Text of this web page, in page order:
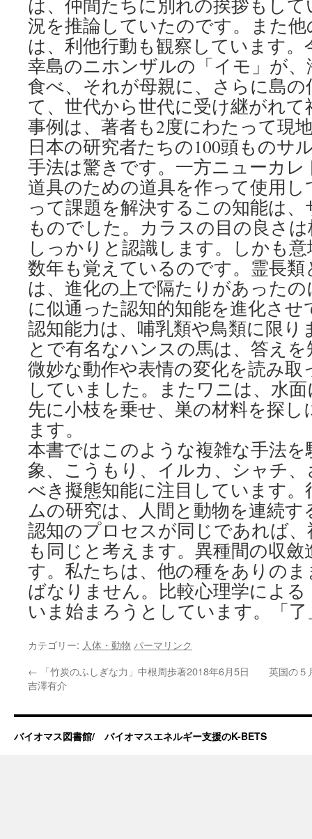
は、仲間たちに別れの挨拶もし
況を推論していたのです。また
は、利他行動も観察しています
幸島のニホンザルの「イモ」が
食べ、それが母親に、さらに島
て、世代から世代に受け継がれ
事例は、著者も2度にわたって現
日本の研究者たちの100頭ものサ
手法は驚きです。一方ニューカ
道具のための道具を作って使用
って課題を解決するこの知能は
ものでした。カラスの目の良さ
しっかりと認識します。しかも
数年も覚えているのです。霊長
は、進化の上で隔たりがあった
に似通った認知的知能を進化さ
認知能力は、哺乳類や鳥類に限り
とで有名なハンスの馬は、答え
微妙な動作や表情の変化を読み取
していました。またワニは、水
先に小枝を乗せ、巣の材料を探
ます。
本書ではこのような複雑な手法
象、こうもり、イルカ、シャチ
べき擬態知能に注目しています
ムの研究は、人間と動物を連続
認知のプロセスが同じであれば
も同じと考えます。異種間の収
す。私たちは、他の種をありの
ばなりません。比較心理学によ
いま始まろうとしています。「了
カテゴリー: 人体・動物 パーマリンク
← 「竹炭のふしぎな力」中根周歩著2018年6月5日
吉澤有介
英国の５
バイオマス図書館/ バイオマスエネルギー支援のK-BETS